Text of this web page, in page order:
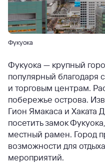
Фукуока
Фукуока — крупный
популярный благодаря
и торговым центрам.
побережье острова.
Гион Ямакаса и Хаката
посетить замок
местный рамен. Город
возможности для
мероприятий.